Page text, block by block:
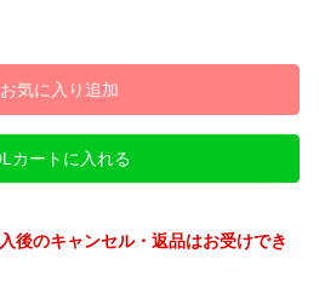
お気に入り追加
カートに入れる
後のキャンセル・返品はお受けでき